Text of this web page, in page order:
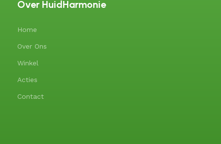
Over HuidHarmonie
Home
Over Ons
Winkel
Acties
Contact